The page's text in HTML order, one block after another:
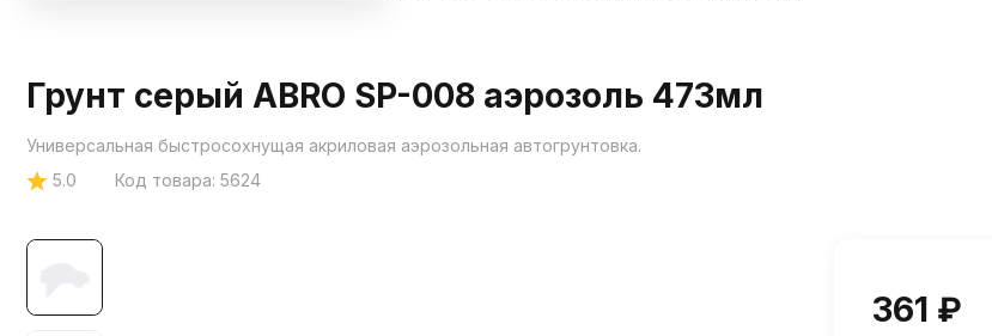
Грунт серый ABRO SP-008 аэрозоль 473мл
Универсальная быстросохнущая акриловая аэрозольная автогрунтовка.
5.0
Код товара: 5624
361 ₽